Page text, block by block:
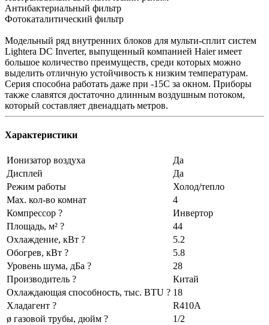
Антибактериальный фильтр
Фотокаталитический фильтр
Модельный ряд внутренних блоков для мульти-сплит систем
Lightera DC Inverter, выпущенный компанией Haier имеет
большое количество преимуществ, среди которых можно
выделить отличную устойчивость к низким температурам.
Серия способна работать даже при -15С за окном. Приборы
также славятся достаточно длинным воздушным потоком,
который составляет двенадцать метров.
Характеристики
Ионизатор воздуха
Да
Дисплей
Да
Режим работы
Холод/тепло
Max. кол-во комнат
4
Компрессор ?
Инвертор
Площадь, м² ?
44
Охлаждение, кВт ?
5.2
Обогрев, кВт ?
5.8
Уровень шума, дБа ?
28
Производитель ?
Китай
Охлаждающая способность, тыс. BTU ? 18
Хладагент ?
R410A
ø газовой трубы, дюйм ?
1/2